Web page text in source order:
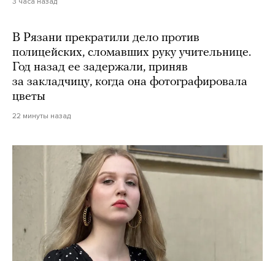
В Рязани прекратили дело против
полицейских, сломавших руку учительнице.
Год назад ее задержали, приняв
за закладчицу, когда она фотографировала
цветы
22 минуты назад